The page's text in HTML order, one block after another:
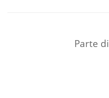
Parte di